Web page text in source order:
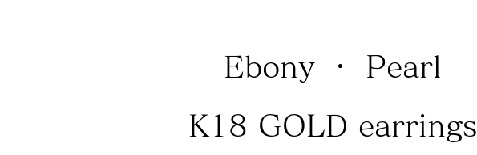
Ebony ・ Pearl
K18 GOLD earrings